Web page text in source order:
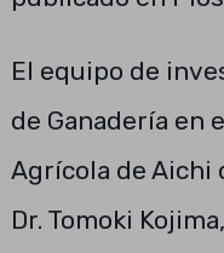
El equipo de
de Ganadería en
Agrícola de Aichi
Dr. Tomoki